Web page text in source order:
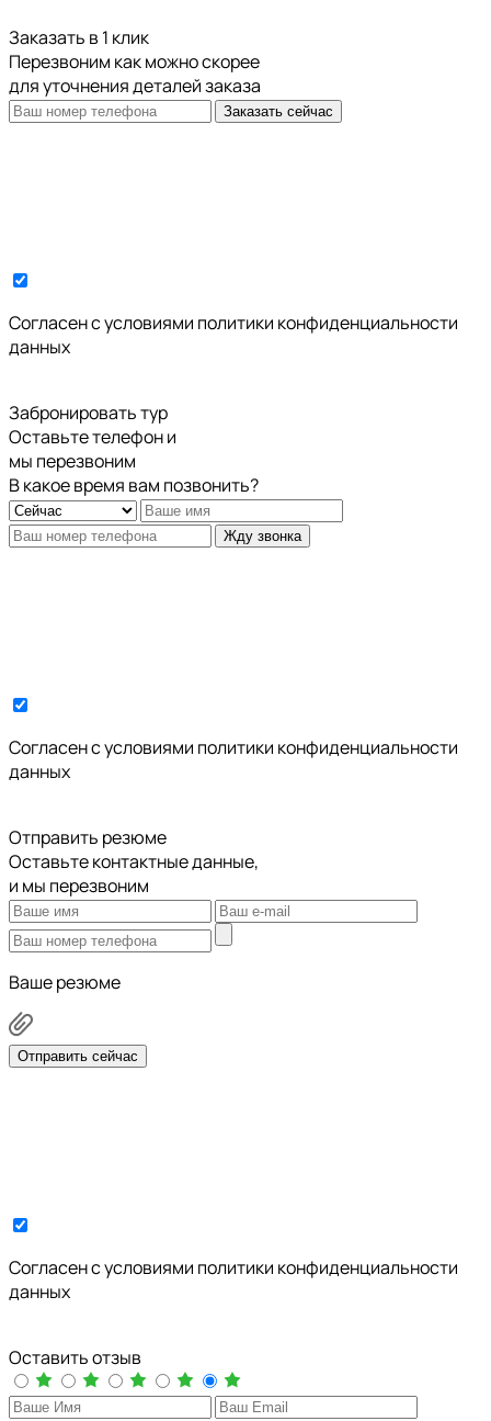
Заказать в 1 клик
Перезвоним как можно скорее
для уточнения деталей заказа
Заказать сейчас
Cогласен с условиями политики конфиденциальности
данных
Забронировать тур
Оставьте телефон и
мы перезвоним
В какое время вам позвонить?
Жду звонка
Cогласен с условиями политики конфиденциальности
данных
Отправить резюме
Оставьте контактные данные,
и мы перезвоним
Ваше резюме
Отправить сейчас
Cогласен с условиями политики конфиденциальности
данных
Оставить отзыв